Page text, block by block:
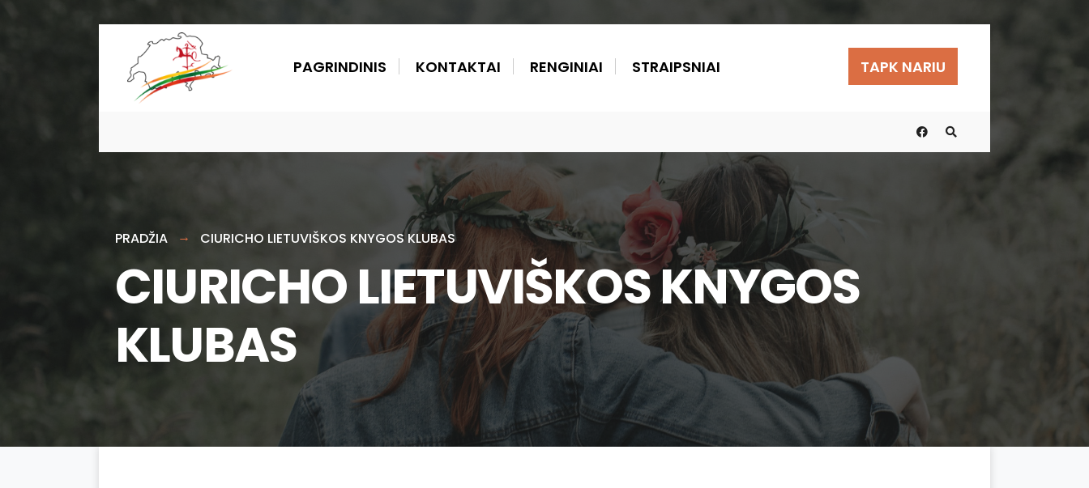
PAGRINDINIS KONTAKTAI RENGINIAI STRAIPSNIAI TAPK NARIU
PRADŽIA CIURICHO LIETUVIŠKOS KNYGOS KLUBAS
CIURICHO LIETUVIŠKOS KNYGOS
KLUBAS